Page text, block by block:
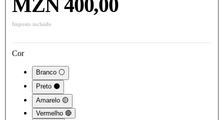
MZN 400,00
Imposto incluído
Cor
Branco ⚪
Preto ⚫
Amarelo 🟡
Vermelho 🔴